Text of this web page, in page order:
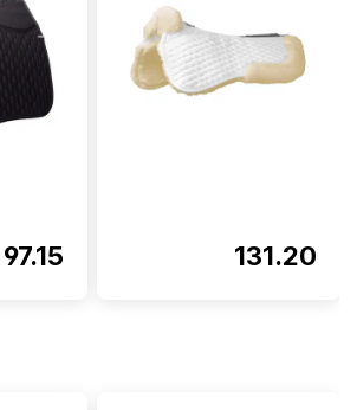
97.15 131.20